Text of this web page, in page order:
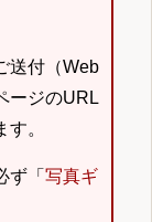
送付（Web
ージのURL
。
「 写真ギ